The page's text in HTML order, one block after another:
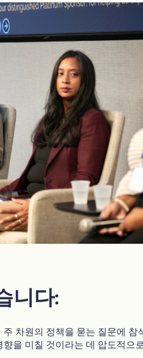
니다:
차원의 정책을 묻는 질문에 참
을 미칠 것이라는 데 압도적으